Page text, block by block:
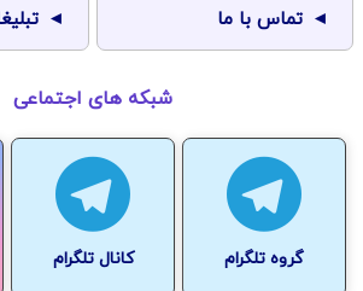
تماس با ما
شبکه های اجتماعی
گروه تلگرام کانال تلگرام